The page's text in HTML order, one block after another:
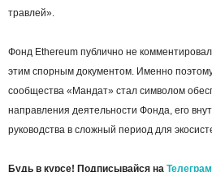
травлей».
Фонд Ethereum публично не
этим спорным документом. Именно
сообщества «Мандат» стал символом
направления деятельности Фонда, его
руководства в сложный период для
Будь в курсе! Подписывайся на